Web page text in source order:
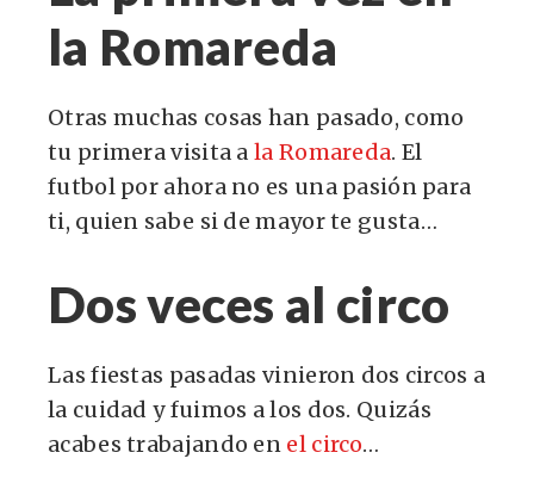
la Romareda
Otras muchas cosas han pasado, como
tu primera visita ala Romareda. El
futbol por ahora no es una pasión para
ti, quien sabe si de mayor te gusta…
Dos veces al circo
Las fiestas pasadas vinieron dos circos a
la cuidad y fuimos a los dos. Quizás
acabes trabajando en el circo…